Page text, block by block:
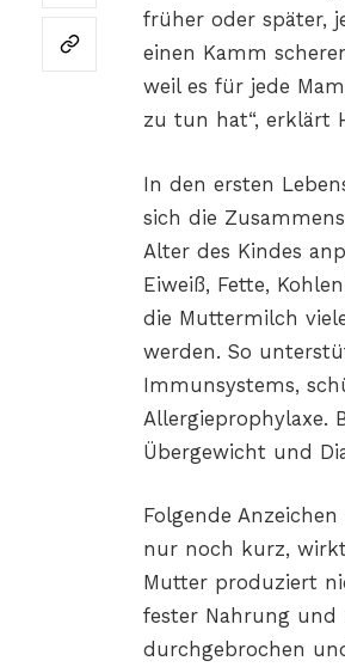
früher oder später,
einen Kamm
weil es für jede
zu tun hat“, erklärt
In den ersten
sich die
Alter des Kindes
Eiweiß, Fette,
die Muttermilch
werden. So
Immunsystems,
Allergieprophylaxe.
Übergewicht und
Folgende
nur noch kurz,
Mutter produziert
fester Nahrung und
durchgebrochen